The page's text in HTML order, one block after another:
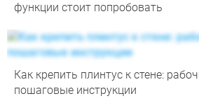
функции стоит попробовать
Как крепить плинтус к стене:
пошаговые инструкции